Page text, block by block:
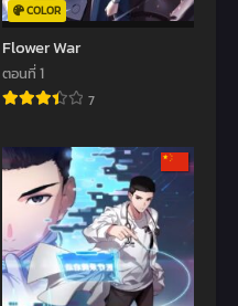
COLOR
Flower War
ตอนที่ 1
7